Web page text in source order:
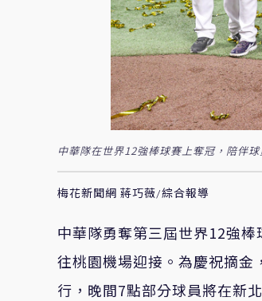
中華隊在世界12強棒球賽上奪冠，陪伴
梅花新聞網 蔣巧薇/綜合報導
中華隊勇奪第三屆世界12強
往桃園機場迎接。為慶祝摘
行，晚間7點部分球員將在新